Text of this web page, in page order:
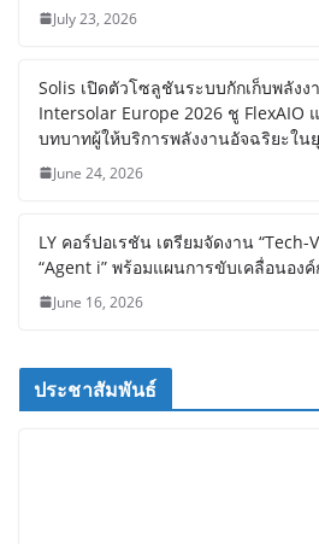
July 23, 2026
Solis เปิดตัวโซลูชันระบบกักเก็บพลังง
Intersolar Europe 2026 ชู FlexAIO
บทบาทผู้ให้บริการพลังงานอัจฉริยะใน
June 24, 2026
LY คอร์ปอเรชัน เตรียมจัดงาน “Tech-
“Agent i” พร้อมแผนการขับเคลื่อนอง
June 16, 2026
ประชาสัมพันธ์